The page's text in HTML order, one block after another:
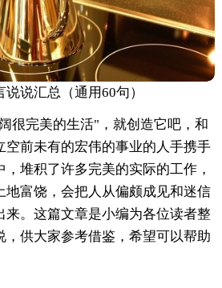
说汇总（通用60句）
很完美的生活"，就创造它吧，和
空前未有的宏伟的事业的人手携手
堆积了许多完美的实际的工作，
地富饶，会把人从偏颇成见和迷信
来。这篇文章是小编为各位读者整
，供大家参考借鉴，希望可以帮助